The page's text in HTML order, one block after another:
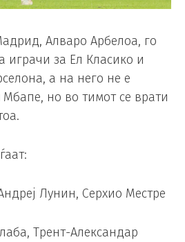
Алваро Арбелоа, го
играчи за Ел Класико и
а на него не е
но во тимот се врати
Лунин, Серхио Местре
Трент-Александар